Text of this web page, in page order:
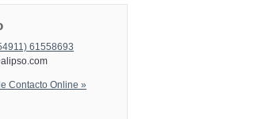
61558693
Contacto Online »